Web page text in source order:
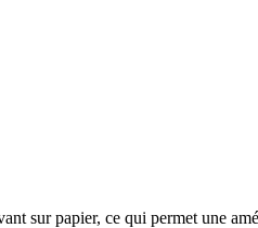
sur papier, ce qui permet une